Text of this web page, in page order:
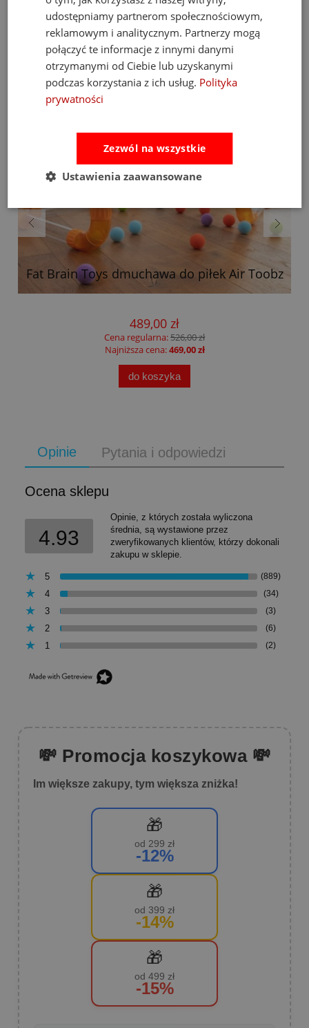
Bestsellery
Fat Brain Toys dmuchawa do piłek Air Toobz
489,00 zł
Cena regularna:526,00 zł
Najniższa cena:469,00 zł
do koszyka
Opinie Pytania i odpowiedzi
Ocena sklepu
4.93
Opinie, z których została wyliczona
średnia, są wystawione przez
zweryfikowanych klientów, którzy dokonali
zakupu w sklepie.
5 (889)
4 (34)
3 (3)
2 (6)
1 (2)
💸 Promocja koszykowa 💸
Im większe zakupy, tym większa zniżka!
🎁
od 299 zł
-12%
🎁
od 399 zł
-14%
🎁
od 499 zł
-15%
udostępniamy partnerom społecznościowym,
reklamowym i analitycznym. Partnerzy mogą
połączyć te informacje z innymi danymi
otrzymanymi od Ciebie lub uzyskanymi
podczas korzystania z ich usług. Polityka
prywatności
Zezwól na wszystkie
Ustawienia zaawansowane